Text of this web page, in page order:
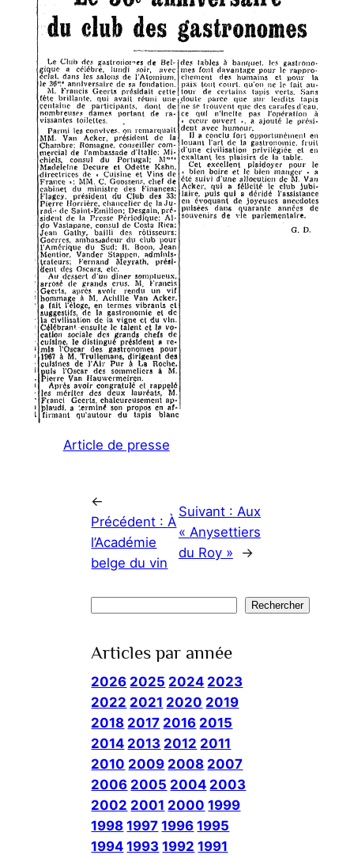
Article de presse
←
Précédent :À
l’Académie
belge du vin
Suivant : Aux
« Anysettiers
du Roy »
→
Rechercher
Articles par année
2026 2025 2024 2023
2022 2021 2020 2019
2018 2017 2016 2015
2014 2013 2012 2011
2010 2009 2008 2007
2006 2005 2004 2003
2002 2001 2000 1999
1998 1997 1996 1995
1994 1993 1992 1991